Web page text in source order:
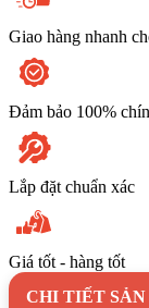
lượng
Giao hàng nhanh
Đảm bảo 100%
Lắp đặt chuẩn xác
Giá tốt - hàng tốt
CHI TIẾT